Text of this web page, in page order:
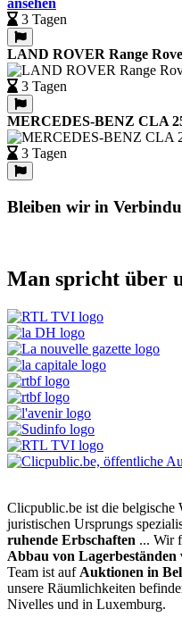
3 Tagen
LAND ROVER Range
3 Tagen
MERCEDES-BENZ CLA
3 Tagen
Bleiben wir in
Man spricht über
Clicpublic.be ist die belgische
juristischen Ursprungs
ruhende Erbschaften ... Wir
Abbau von Lagerbeständen
Team ist auf Auktionen in
unsere Räumlichkeiten
Nivelles und in Luxemburg.